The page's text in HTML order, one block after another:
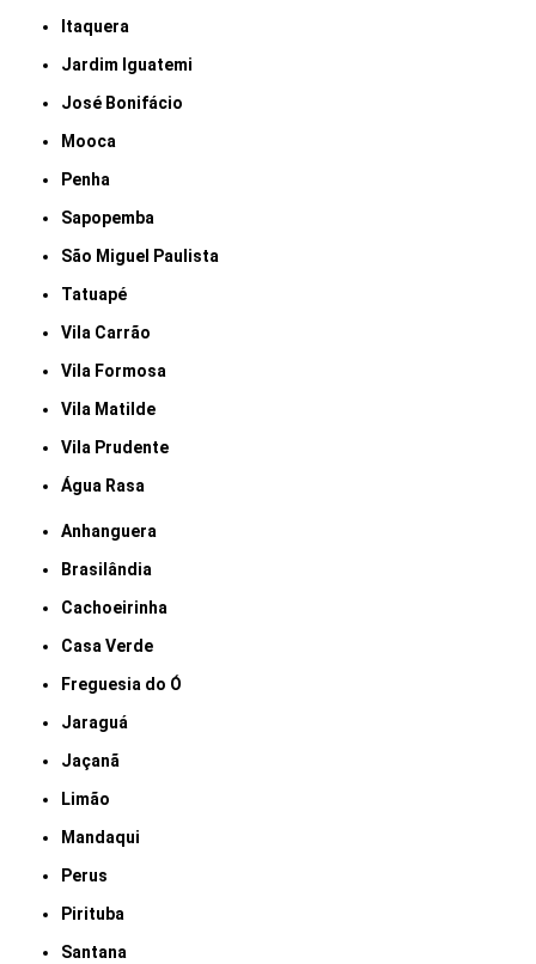
Itaquera
Jardim Iguatemi
José Bonifácio
Mooca
Penha
Sapopemba
São Miguel Paulista
Tatuapé
Vila Carrão
Vila Formosa
Vila Matilde
Vila Prudente
Água Rasa
Anhanguera
Brasilândia
Cachoeirinha
Casa Verde
Freguesia do Ó
Jaraguá
Jaçanã
Limão
Mandaqui
Perus
Pirituba
Santana